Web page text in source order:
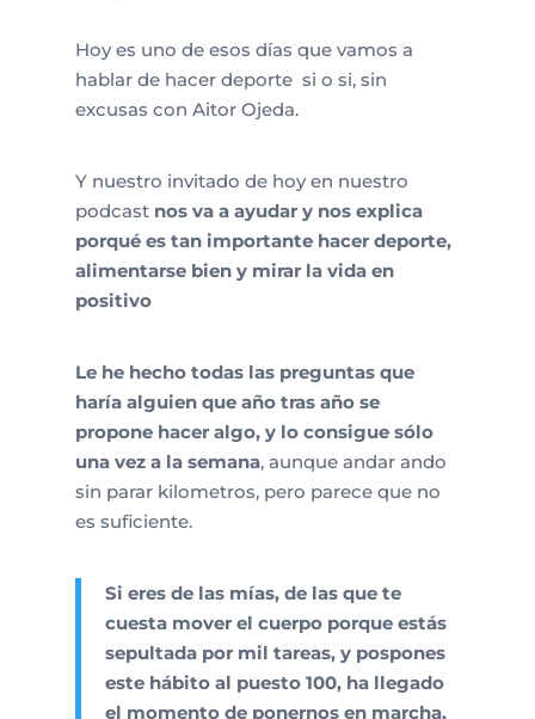
Hoy es uno de esos días que vamos a
hablar de hacer deporte si o si, sin
excusas con Aitor Ojeda.
Y nuestro invitado de hoy en nuestro
podcast nos va a ayudar y nos explica
porqué es tan importante hacer deporte,
alimentarse bien y mirar la vida en
positivo
Le he hecho todas las preguntas que
haría alguien que año tras año se
propone hacer algo, y lo consigue sólo
una vez a la semana, aunque andar ando
sin parar kilometros, pero parece que no
es suficiente.
Si eres de las mías, de las que te
cuesta mover el cuerpo porque estás
sepultada por mil tareas, y pospones
este hábito al puesto 100, ha llegado
el momento de ponernos en marcha,